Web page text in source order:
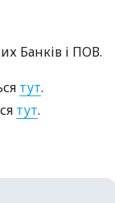
Банків і ПОВ.
тут.
тут.